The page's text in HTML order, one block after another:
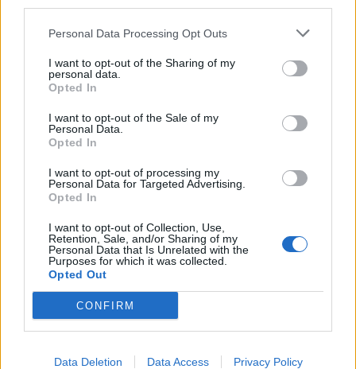
Personal Data Processing Opt Outs
I want to opt-out of the Sharing of my
personal data.
Opted In
I want to opt-out of the Sale of my
Personal Data.
Opted In
I want to opt-out of processing my
Personal Data for Targeted Advertising.
Opted In
I want to opt-out of Collection, Use,
Retention, Sale, and/or Sharing of my
Personal Data that Is Unrelated with the
Purposes for which it was collected.
Opted Out
CONFIRM
Data Deletion Data Access Privacy Policy
cardiologues pour
lunettes de sécurité
combattre le cancer
Médicament retiré en urgence pour risques graves et données falsifiées
Ce cancer mortel explose chez les personnes nées après 1980 : le
Je suis cardiologue et voici le seul chocolat que je valide : c’est le
meilleur pour le cœur